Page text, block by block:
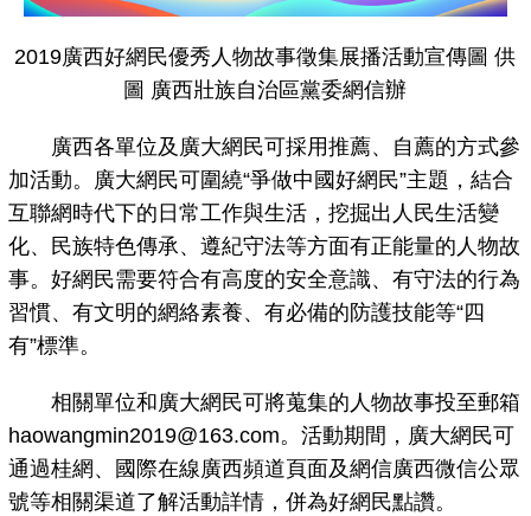
2019廣西好網民優秀人物故事徵集展播活動宣傳圖 供
圖 廣西壯族自治區黨委網信辦
廣西各單位及廣大網民可採用推薦、自薦的方式參
加活動。廣大網民可圍繞“爭做中國好網民”主題，結合
互聯網時代下的日常工作與生活，挖掘出人民生活變
化、民族特色傳承、遵紀守法等方面有正能量的人物故
事。好網民需要符合有高度的安全意識、有守法的行為
習慣、有文明的網絡素養、有必備的防護技能等“四
有”標準。
相關單位和廣大網民可將蒐集的人物故事投至郵箱
haowangmin2019@163.com。活動期間，廣大網民可
通過桂網、國際在線廣西頻道頁面及網信廣西微信公眾
號等相關渠道了解活動詳情，併為好網民點讚。